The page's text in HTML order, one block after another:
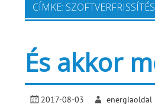
CÍMKE: SZOFTVERFRISSÍTÉS
És akkor
2017-08-03 energiaoldal